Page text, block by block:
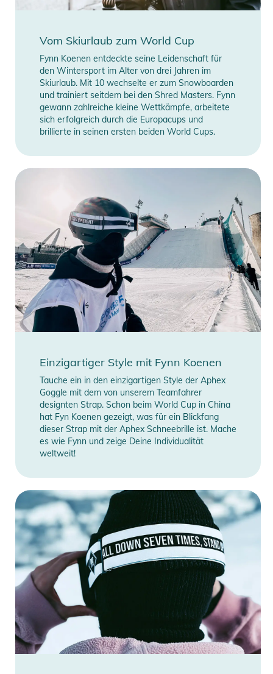
Gebrauchsanweisungen, Sicherheitshinweise und Warnungen
Vom Skiurlaub zum World Cup
Fynn Koenen entdeckte seine Leidenschaft für
den Wintersport im Alter von drei Jahren im
Skiurlaub. Mit 10 wechselte er zum Snowboarden
und trainiert seitdem bei den Shred Masters. Fynn
gewann zahlreiche kleine Wettkämpfe, arbeitete
sich erfolgreich durch die Europacups und
brillierte in seinen ersten beiden World Cups.
Einzigartiger Style mit Fynn Koenen
Tauche ein in den einzigartigen Style der Aphex
Goggle mit dem von unserem Teamfahrer
designten Strap. Schon beim World Cup in China
hat Fyn Koenen gezeigt, was für ein Blickfang
dieser Strap mit der Aphex Schneebrille ist. Mache
es wie Fynn und zeige Deine Individualität
weltweit!